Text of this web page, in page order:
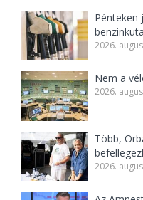
Pénteken
2026.
Nem a
2026.
Több,
2026.